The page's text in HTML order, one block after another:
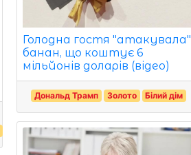
Голодна гостя "атакувала"
банан, що коштує 6
мільйонів доларів (відео)
Дональд Трамп Золото Білий дім